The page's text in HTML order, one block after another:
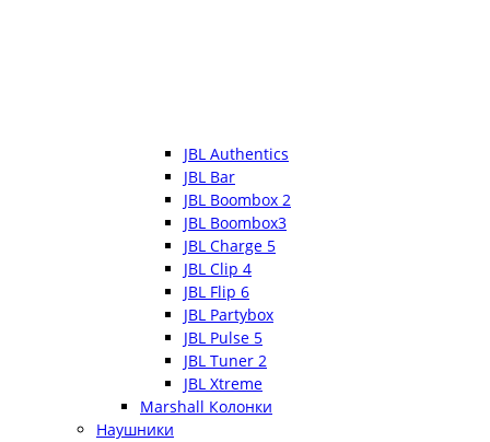
JBL Authentics
JBL Bar
JBL Boombox 2
JBL Boombox3
JBL Charge 5
JBL Clip 4
JBL Flip 6
JBL Partybox
JBL Pulse 5
JBL Tuner 2
JBL Xtreme
Marshall Колонки
Наушники